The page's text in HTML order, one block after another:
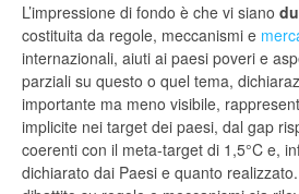
L’impressione di fondo è che vi siano
costituita da regole, meccanismi e
internazionali, aiuti ai paesi poveri e
parziali su questo o quel tema,
importante ma meno visibile,
implicite nei target dei paesi, dal gap
coerenti con il meta-target di 1,5°C e,
dichiarato dai Paesi e quanto